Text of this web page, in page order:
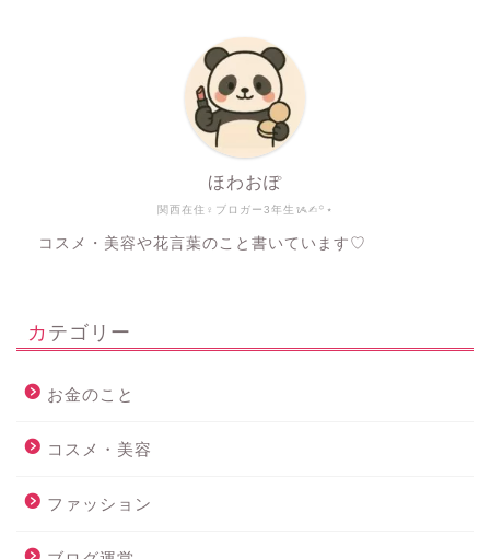
関西在住♀ブロガー3年生ᝰ✍︎꙳⋆
ほわおぽ
コスメ・美容や花言葉のこと書いています♡
カテゴリー
お金のこと
コスメ・美容
ファッション